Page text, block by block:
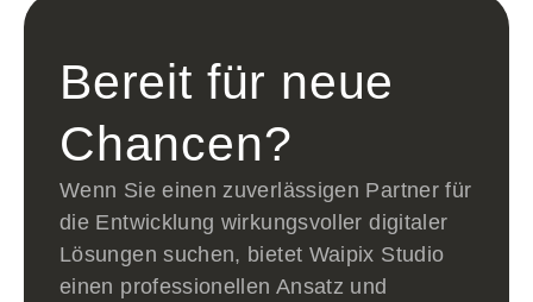
Bereit für neue
Chancen?
Wenn Sie einen zuverlässigen Partner für
die Entwicklung wirkungsvoller digitaler
Lösungen suchen, bietet Waipix Studio
einen professionellen Ansatz und